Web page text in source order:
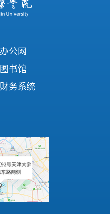
办公网
图书馆
财务系统